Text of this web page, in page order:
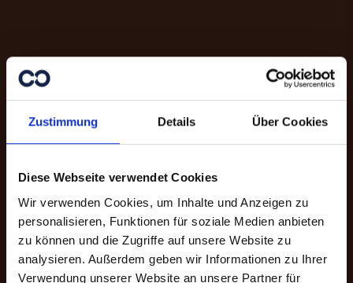
Zustimmung Details Über Cookies
Diese Webseite verwendet Cookies
Wir verwenden Cookies, um Inhalte und Anzeigen zu
personalisieren, Funktionen für soziale Medien anbieten
zu können und die Zugriffe auf unsere Website zu
analysieren. Außerdem geben wir Informationen zu Ihrer
Verwendung unserer Website an unsere Partner für
Danke für Ihre